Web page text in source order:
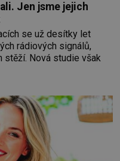
Jen jsme jejich
se už desítky let
rádiových signálů,
stěží. Nová studie však